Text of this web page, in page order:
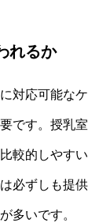
れるか
対応可能なケ
です。授乳室
較的しやすい
必ずしも提供
多いです。